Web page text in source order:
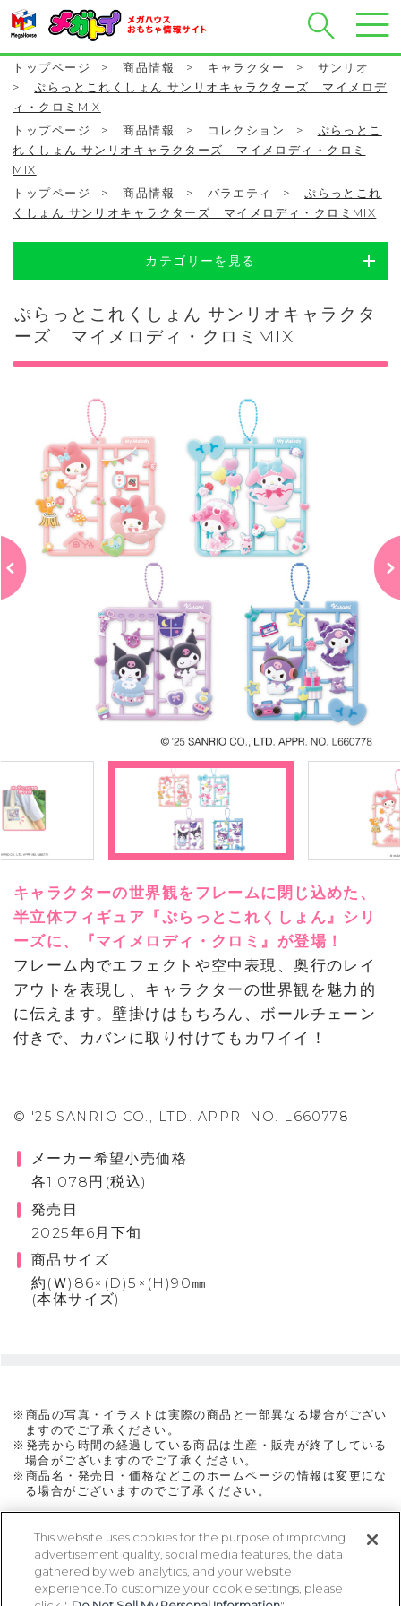
トップページ > 商品情報 > キャラクター >
サンリオ
>
ぷらっとこれくしょん サンリオキャラクターズ マイメロデ
ィ・クロミMIX
トップページ
> 商品情報 > コレクション >
ぷらっとこ
れくしょん サンリオキャラクターズ マイメロディ・クロミ
MIX
トップページ
> 商品情報 > バラエティ >
ぷらっとこれ
くしょん サンリオキャラクターズ マイメロディ・クロミMIX
カテゴリーを見る
ぷらっとこれくしょん サンリオキャラクタ
ーズ マイメロディ・クロミMIX
キャラクターの世界観をフレームに閉じ込めた、
半立体フィギュア『ぷらっとこれくしょん』シリ
ーズに、『マイメロディ・クロミ』が登場！
フレーム内でエフェクトや空中表現、奥行のレイ
アウトを表現し、キャラクターの世界観を魅力的
に伝えます。壁掛けはもちろん、ボールチェーン
付きで、カバンに取り付けてもカワイイ！
© '25 SANRIO CO., LTD. APPR. NO. L660778
メーカー希望小売価格
各1,078円(税込)
発売日
2025年6月下旬
商品サイズ
約(Ｗ)86×(D)5×(H)90㎜
(本体サイズ)
※商品の写真・イラストは実際の商品と一部異なる場合がござい
ますのでご了承ください。
※発売から時間の経過している商品は生産・販売が終了している
場合がございますのでご了承ください。
※商品名・発売日・価格などこのホームページの情報は変更にな
る場合がございますのでご了承ください。
ページトップに戻る
This website uses cookies for the purpose of improving
advertisement quality, social media features, the data
gathered by web analytics, and your website
experience.To customize your cookie settings, please